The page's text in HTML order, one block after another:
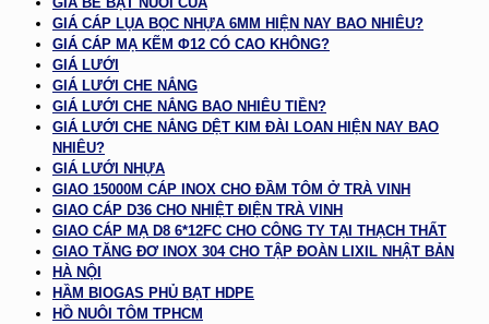
GIÁ CÁP LỤA BỌC NHỰA 6MM HIỆN NAY BAO NHIÊU?
GIÁ CÁP MẠ KẼM Φ12 CÓ CAO KHÔNG?
GIÁ LƯỚI
GIÁ LƯỚI CHE NẮNG
GIÁ LƯỚI CHE NẮNG BAO NHIÊU TIỀN?
GIÁ LƯỚI CHE NẮNG DỆT KIM ĐÀI LOAN HIỆN NAY BAO
NHIÊU?
GIÁ LƯỚI NHỰA
GIAO 15000M CÁP INOX CHO ĐẦM TÔM Ở TRÀ VINH
GIAO CÁP D36 CHO NHIỆT ĐIỆN TRÀ VINH
GIAO CÁP MẠ D8 6*12FC CHO CÔNG TY TẠI THẠCH THẤT
GIAO TĂNG ĐƠ INOX 304 CHO TẬP ĐOÀN LIXIL NHẬT BẢN
HÀ NỘI
HẦM BIOGAS PHỦ BẠT HDPE
HỒ NUÔI TÔM TPHCM